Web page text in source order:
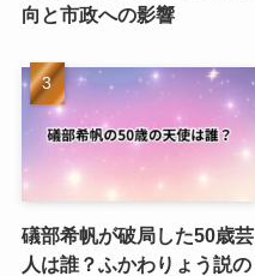
向と市政への影響
礒部希帆が破局した50歳芸
人は誰？ふかわりょう説の